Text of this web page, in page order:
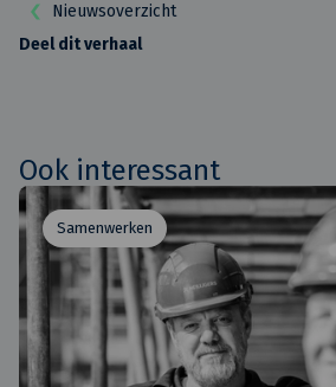
Nieuwsoverzicht
Deel dit verhaal
Ook interessant
Samenwerken